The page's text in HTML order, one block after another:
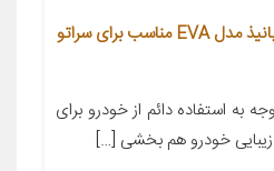
کفپوش پنج بعدی خودرو پانیذ مدل EVA مناسب برای سراتو
به استفاده دائم از خودرو برای
خودرو هم بخشی […]